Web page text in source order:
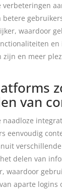
waardoor
en meer
van
eenvoudig
delen van
waardoor
aparte logins